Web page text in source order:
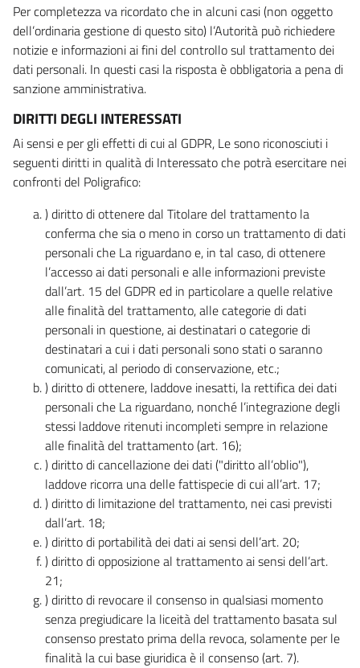
Per completezza va ricordato che in alcuni casi (non oggetto
dell’ordinaria gestione di questo sito) l’Autorità può richiedere
notizie e informazioni ai fini del controllo sul trattamento dei
dati personali. In questi casi la risposta è obbligatoria a pena di
sanzione amministrativa.
DIRITTI DEGLI INTERESSATI
Ai sensi e per gli effetti di cui al GDPR, Le sono riconosciuti i
seguenti diritti in qualità di Interessato che potrà esercitare nei
confronti del Poligrafico:
) diritto di ottenere dal Titolare del trattamento la
conferma che sia o meno in corso un trattamento di dati
personali che La riguardano e, in tal caso, di ottenere
l’accesso ai dati personali e alle informazioni previste
dall’art. 15 del GDPR ed in particolare a quelle relative
alle finalità del trattamento, alle categorie di dati
personali in questione, ai destinatari o categorie di
destinatari a cui i dati personali sono stati o saranno
comunicati, al periodo di conservazione, etc.;
) diritto di ottenere, laddove inesatti, la rettifica dei dati
personali che La riguardano, nonché l’integrazione degli
stessi laddove ritenuti incompleti sempre in relazione
alle finalità del trattamento (art. 16);
) diritto di cancellazione dei dati ("diritto all’oblio"),
laddove ricorra una delle fattispecie di cui all’art. 17;
) diritto di limitazione del trattamento, nei casi previsti
dall’art. 18;
) diritto di portabilità dei dati ai sensi dell’art. 20;
) diritto di opposizione al trattamento ai sensi dell’art.
21;
) diritto di revocare il consenso in qualsiasi momento
senza pregiudicare la liceità del trattamento basata sul
consenso prestato prima della revoca, solamente per le
finalità la cui base giuridica è il consenso (art. 7).